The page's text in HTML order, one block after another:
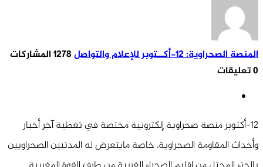
المنصة الصحراوية: 12-أكــتوبر للإعلام والتواصل
1278 المشاركات
0 تعليقات
12-أكتوبر منصة صحراوية إلكترونية مختصة في تغطية آخر أخبار
وأحداث المقاومة الصحراوية، خاصة مايتعرض له المدنيين الصحراويين